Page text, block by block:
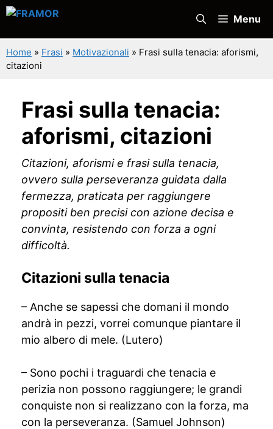
Vai
contenuto
Menu
Home » Frasi » Motivazionali » Frasi sulla tenacia: aforismi,
citazioni
Frasi sulla tenacia:
aforismi, citazioni
Citazioni, aforismi e frasi sulla tenacia,
ovvero sulla perseveranza guidata dalla
fermezza, praticata per raggiungere
propositi ben precisi con azione decisa e
convinta, resistendo con forza a ogni
difficoltà.
Citazioni sulla tenacia
– Anche se sapessi che domani il mondo
andrà in pezzi, vorrei comunque piantare il
mio albero di mele. (Lutero)
– Sono pochi i traguardi che tenacia e
perizia non possono raggiungere; le grandi
conquiste non si realizzano con la forza, ma
con la perseveranza. (Samuel Johnson)